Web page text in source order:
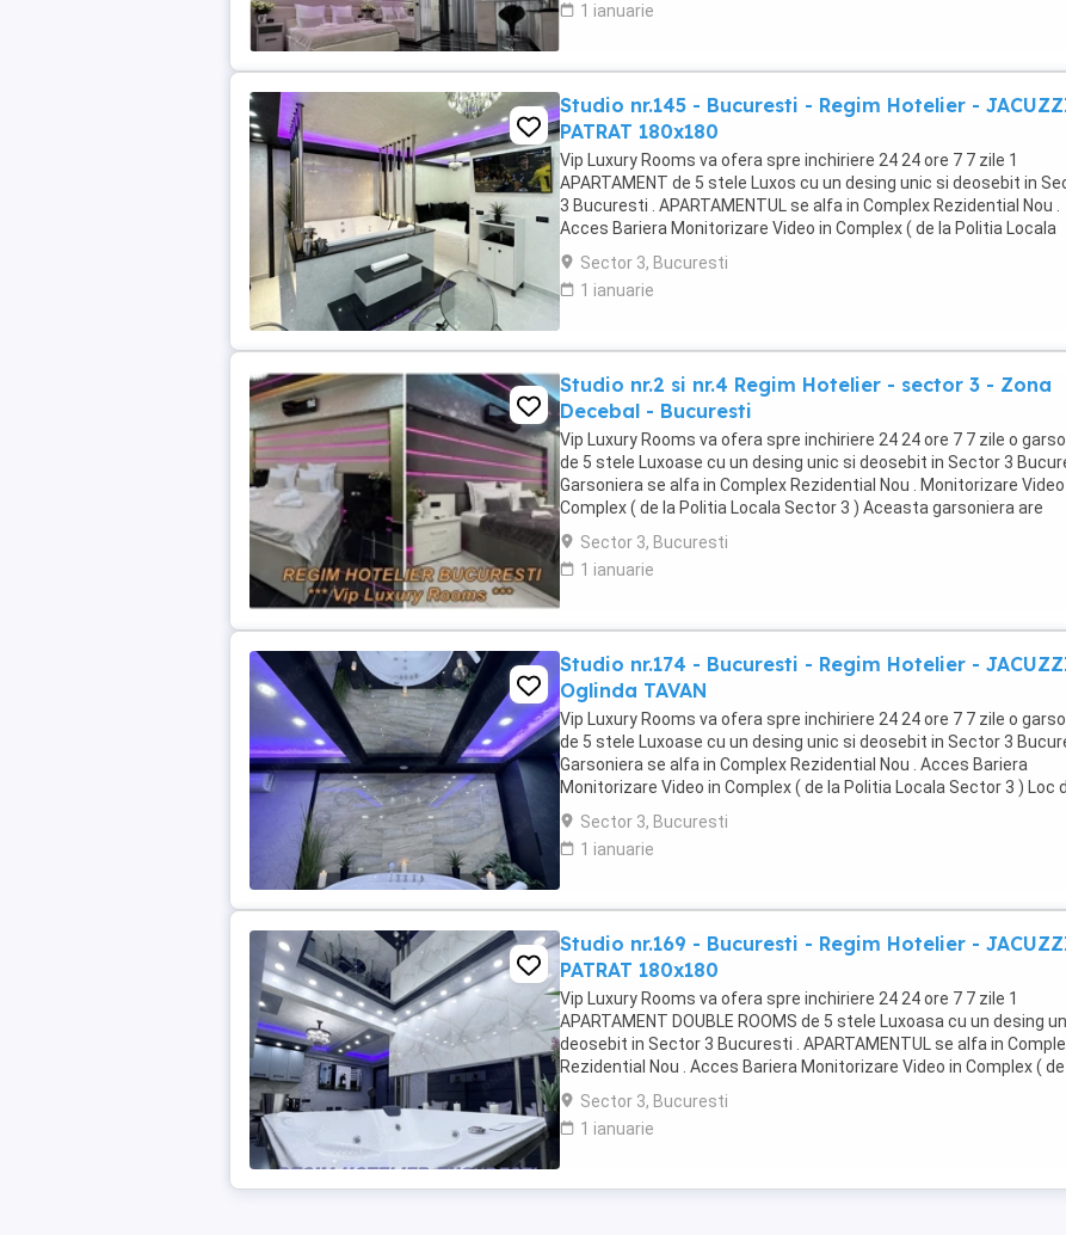
1 ianuarie
Studio nr.145 - Bucuresti - Regim Hotelier -
PATRAT 180x180
Vip Luxury Rooms va ofera spre inchiriere 24 24 ore 7 7 zile 1
APARTAMENT de 5 stele Luxos cu un desing unic si deosebit in
3 Bucuresti . APARTAMENTUL se alfa in Complex Rezidential Nou .
Acces Bariera Monitorizare Video in Complex ( de la Politia Locala
Sector 3 ) Loc de parcare PRIVAT in complex ...
Sector 3, Bucuresti
1 ianuarie
Studio nr.2 si nr.4 Regim Hotelier - sector 3 - Zona
Decebal - Bucuresti
Vip Luxury Rooms va ofera spre inchiriere 24 24 ore 7 7 zile o
de 5 stele Luxoase cu un desing unic si deosebit in Sector 3
Garsoniera se alfa in Complex Rezidential Nou . Monitorizare Video
Complex ( de la Politia Locala Sector 3 ) Aceasta garsoniera are
suprafata de 35mp ...
Sector 3, Bucuresti
1 ianuarie
Studio nr.174 - Bucuresti - Regim Hotelier -
Oglinda TAVAN
Vip Luxury Rooms va ofera spre inchiriere 24 24 ore 7 7 zile o
de 5 stele Luxoase cu un desing unic si deosebit in Sector 3
Garsoniera se alfa in Complex Rezidential Nou . Acces Bariera
Monitorizare Video in Complex ( de la Politia Locala Sector 3 ) Loc
parcare PRIVAT in complex ...
Sector 3, Bucuresti
1 ianuarie
Studio nr.169 - Bucuresti - Regim Hotelier -
PATRAT 180x180
Vip Luxury Rooms va ofera spre inchiriere 24 24 ore 7 7 zile 1
APARTAMENT DOUBLE ROOMS de 5 stele Luxoasa cu un desing
deosebit in Sector 3 Bucuresti . APARTAMENTUL se alfa in
Rezidential Nou . Acces Bariera Monitorizare Video in Complex ( de
Politia Locala Sector 3 ) Loc de parcare ...
Sector 3, Bucuresti
1 ianuarie